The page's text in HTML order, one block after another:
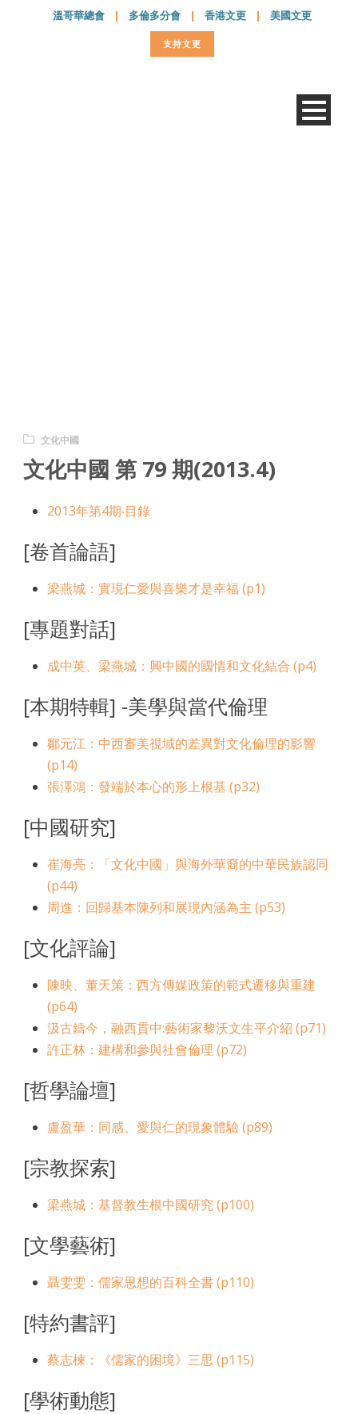
溫哥華總會 | 多倫多分會 | 香港文更 | 美國文更
支持文更
文化中國
文化中國 第 79 期(2013.4)
2013年第4期‧目錄
[卷首論語]
梁燕城：實現仁愛與喜樂才是幸福 (p1)
[專題對話]
成中英、梁燕城：興中國的國情和文化結合 (p4)
[本期特輯] -美學與當代倫理
鄒元江：中西審美視域的差異對文化倫理的影響
(p14)
張澤鴻：發端於本心的形上根基 (p32)
[中國研究]
崔海亮：「文化中國」與海外華裔的中華民族認同
(p44)
周進：回歸基本陳列和展現內涵為主 (p53)
[文化評論]
陳映、董天策：西方傳媒政策的範式遷移與重建
(p64)
汲古鑄今，融西貫中:藝術家黎沃文生平介紹 (p71)
許正林：建構和參與社會倫理 (p72)
[哲學論壇]
盧盈華：同感、愛與仁的現象體驗 (p89)
[宗教探索]
梁燕城：基督教生根中國研究 (p100)
[文學藝術]
聶雯雯：儒家思想的百科全書 (p110)
[特約書評]
蔡志楝：《儒家的困境》三思 (p115)
[學術動態]